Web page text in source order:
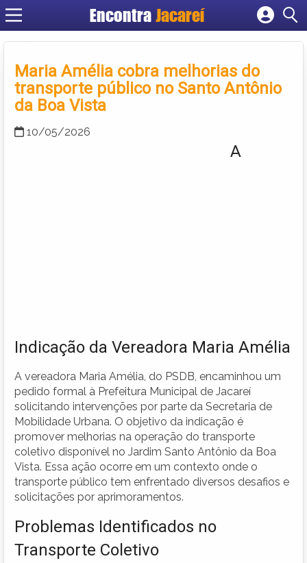
Encontra Jacareí
Cadastrar empresa
Criar conta
Maria Amélia cobra melhorias do
transporte público no Santo Antônio
da Boa Vista
10/05/2026
A
Indicação da Vereadora Maria Amélia
A vereadora Maria Amélia, do PSDB, encaminhou um
pedido formal à Prefeitura Municipal de Jacareí
solicitando intervenções por parte da Secretaria de
Mobilidade Urbana. O objetivo da indicação é
promover melhorias na operação do transporte
coletivo disponível no Jardim Santo Antônio da Boa
Vista. Essa ação ocorre em um contexto onde o
transporte público tem enfrentado diversos desafios e
solicitações por aprimoramentos.
Problemas Identificados no
Transporte Coletivo